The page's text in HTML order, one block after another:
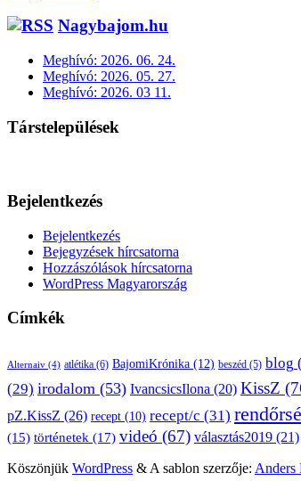
Nagybajom.hu
Meghívó: 2026. 06. 24.
Meghívó: 2026. 05. 27.
Meghívó: 2026. 03 11.
Társtelepülések
Bejelentkezés
Bejelentkezés
Bejegyzések hírcsatorna
Hozzászólások hírcsatorna
WordPress Magyarország
Címkék
Alternaiv (4) atlétika (6) BajomiKrónika (12) beszéd (5) blog
(29) irodalom (53) IvancsicsIlona (20) KissZ
pZ.KissZ (26) recept (10) recept/c (31)
(15) történetek (17) videó (67) választás2019 (21)
Köszönjük WordPress & A sablon szerzője: Anders